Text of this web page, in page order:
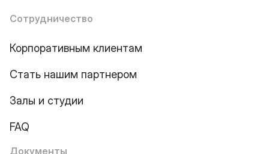
Сотрудничество
Корпоративным клиентам
Стать нашим партнером
Залы и студии
FAQ
Документы